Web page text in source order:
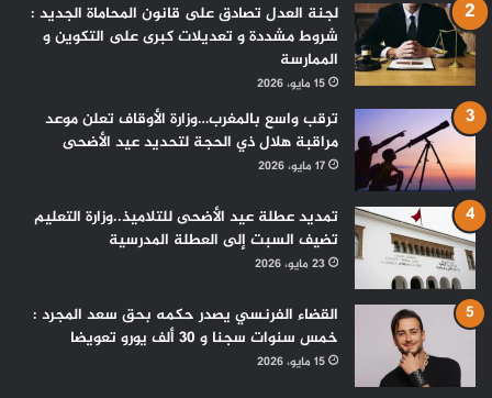
لجنة العدل تصادق على قانون المحاماة الجديد :
شروط مشددة و تعديلات كبرى على التكوين و
الممارسة
15 مايو، 2026
ترقب واسع بالمغرب…وزارة الأوقاف تعلن موعد
مراقبة هلال ذي الحجة لتحديد عيد الأضحى
17 مايو، 2026
تمديد عطلة عيد الأضحى للتلاميذ..وزارة التعليم
تضيف السبت إلى العطلة المدرسية
23 مايو، 2026
القضاء الفرنسي يصدر حكمه بحق سعد المجرد :
خمس سنوات سجنا و 30 ألف يورو تعويضا
15 مايو، 2026